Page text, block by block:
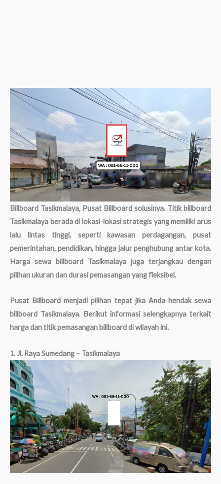
Billboard Tasikmalaya, Pusat Billboard solusinya. Titik billboard
Tasikmalaya berada di lokasi-lokasi strategis yang memiliki arus
lalu lintas tinggi, seperti kawasan perdagangan, pusat
pemerintahan, pendidikan, hingga jalur penghubung antar kota.
Harga sewa billboard Tasikmalaya juga terjangkau dengan
pilihan ukuran dan durasi pemasangan yang fleksibel.
Pusat Billboard menjadi pilihan tepat jika Anda hendak sewa
billboard Tasikmalaya. Berikut informasi selengkapnya terkait
harga dan titik pemasangan billboard di wilayah ini.
1. Jl. Raya Sumedang – Tasikmalaya